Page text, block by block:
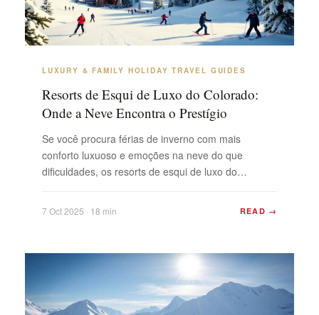
LUXURY & FAMILY HOLIDAY TRAVEL GUIDES
Resorts de Esqui de Luxo do Colorado:
Onde a Neve Encontra o Prestígio
Se você procura férias de inverno com mais
conforto luxuoso e emoções na neve do que
dificuldades, os resorts de esqui de luxo do
Colorado são imbatíveis. Não se trata apenas da
7 Oct 2025 · 18 min READ →